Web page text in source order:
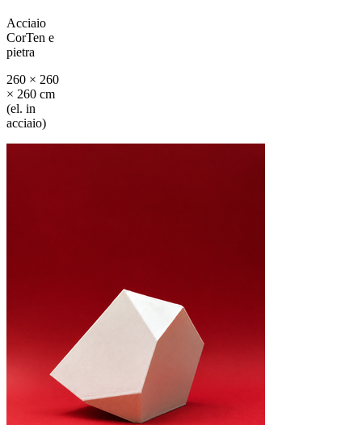
Acciaio
CorTen e
pietra
260 × 260
× 260 cm
(el. in
acciaio)